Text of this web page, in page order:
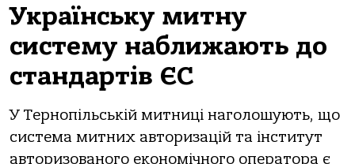
Українську митну
систему наближають до
стандартів ЄС
У Тернопільській митниці наголошують, що
система митних авторизацій та інститут
авторизованого економічного оператора є